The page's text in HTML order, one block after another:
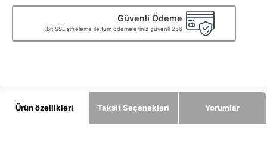
Güvenli Ödeme
256 Bit SSL şifreleme ile tüm ödemeleriniz güvenli.
Ürün özellikleri Taksit Seçenekleri Yorumlar